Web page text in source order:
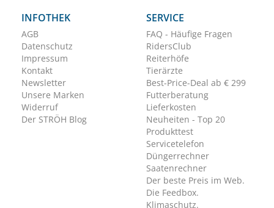
INFOTHEK
AGB
Datenschutz
Impressum
Kontakt
Newsletter
Unsere Marken
Widerruf
Der STRÖH Blog
SERVICE
FAQ - Häufige Fragen
RidersClub
Reiterhöfe
Tierärzte
Best-Price-Deal ab € 299
Futterberatung
Lieferkosten
Neuheiten - Top 20
Produkttest
Servicetelefon
Düngerrechner
Saatenrechner
Der beste Preis im Web.
Die Feedbox.
Klimaschutz.